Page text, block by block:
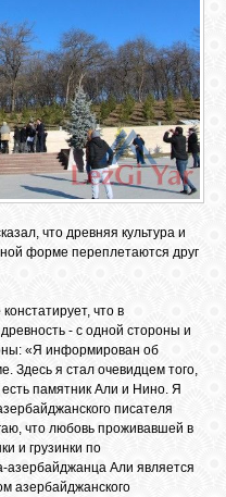
что древняя культура и
форме переплетаются друг
констатирует, что в
- с одной стороны и
«Я информирован об
Здесь я стал очевидцем того,
есть памятник Али и Нино. Я
писателя
что любовь проживавшей в
и грузинки по
азербайджанца Али является
азербайджанского